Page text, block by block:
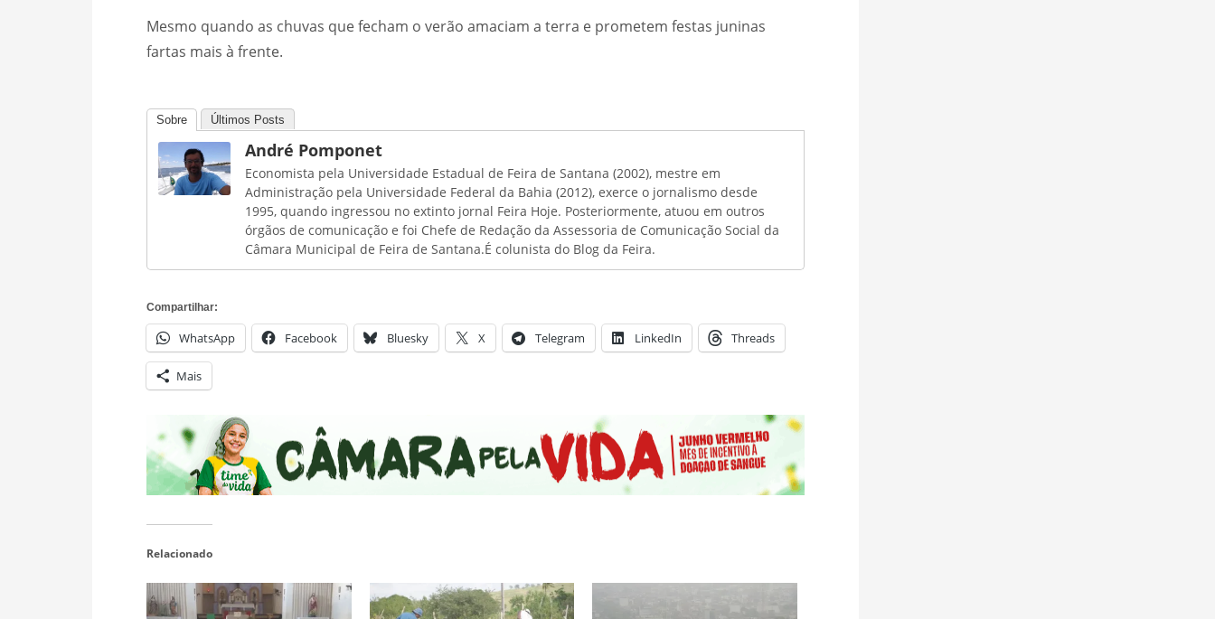
Mesmo quando as chuvas que fecham o verão amaciam a terra e prometem festas juninas
fartas mais à frente.
Sobre Últimos Posts
André Pomponet
Economista pela Universidade Estadual de Feira de Santana (2002), mestre em
Administração pela Universidade Federal da Bahia (2012), exerce o jornalismo desde
1995, quando ingressou no extinto jornal Feira Hoje. Posteriormente, atuou em outros
órgãos de comunicação e foi Chefe de Redação da Assessoria de Comunicação Social da
Câmara Municipal de Feira de Santana.É colunista do Blog da Feira.
Compartilhar:
WhatsApp Facebook Bluesky X Telegram LinkedIn Threads
Mais
Relacionado